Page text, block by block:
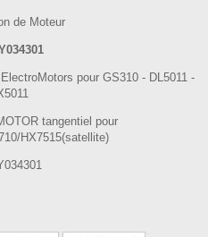
de Moteur
pour GS310 - DL5011 -
tangentiel pour
HX7515(satellite)